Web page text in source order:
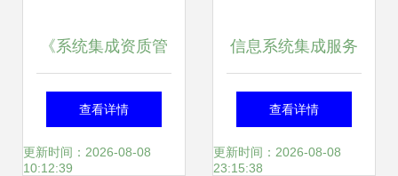
《系统集成资质管
理办法总则》解读
规范信息系统集成
查看详情
更新时间：2026-08-08
10:12:39
信息系统集成服务
规模扩张下的专业
化与多元化发展路
查看详情
更新时间：2026-08-08
23:15:38